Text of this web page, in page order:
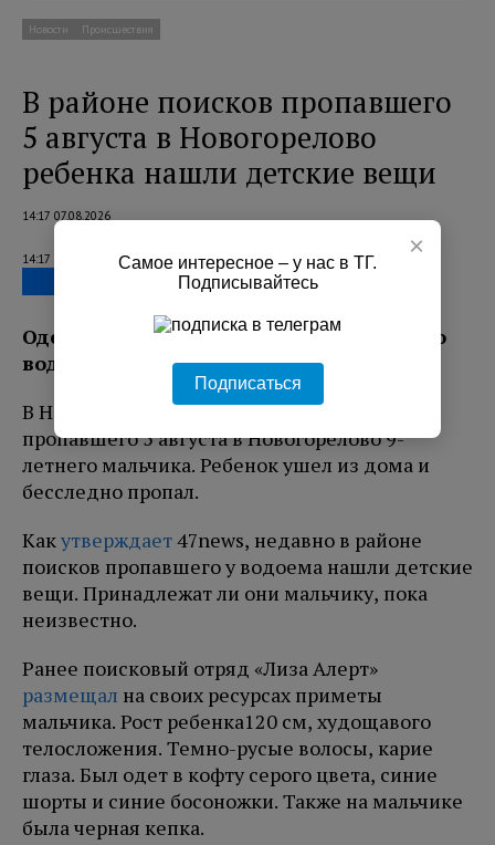
Новости Происшествия
В районе поисков пропавшего
5 августа в Новогорелово
ребенка нашли детские вещи
14:17 07.08.2026
14:17 07.08.2026
Одежду обнаружили на берегу местного
водоема.
В Новогорелово продолжаются поиски
пропавшего 5 августа в Новогорелово 9-
летнего мальчика. Ребенок ушел из дома и
бесследно пропал.
Какутверждает47news, недавно в районе
поисков пропавшего у водоема нашли детские
вещи. Принадлежат ли они мальчику, пока
неизвестно.
Ранее поисковый отряд «Лиза Алерт»
размещал на своих ресурсах приметы
мальчика. Рост ребенка120 см, худощавого
телосложения. Темно-русые волосы, карие
глаза. Был одет в кофту серого цвета, синие
шорты и синие босоножки. Также на мальчике
была черная кепка.
×
Самое интересное – у нас в ТГ.
Подписывайтесь
Подписаться